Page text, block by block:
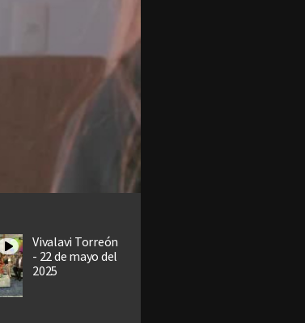
Vivalavi Torreón
- 22 de mayo del
2025